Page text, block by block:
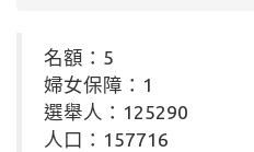
名額：5
婦女保障：1
選舉人：125290
人口：157716